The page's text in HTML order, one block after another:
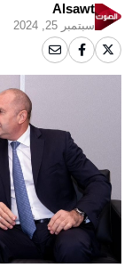
Alsawt
سبتمبر 25, 2024